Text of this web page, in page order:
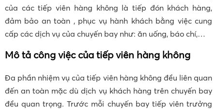
của các tiếp viên hàng không là tiếp đón khách hàng,
đảm bảo an toàn , phục vụ hành khách bằng việc cung
cấp các dịch vụ của chuyến bay như: ăn uống, báo chí,…
Mô tả công việc của tiếp viên hàng không
Đa phần nhiệm vụ của tiếp viên hàng không đều liên quan
đến an toàn mặc dù dịch vụ khách hàng trên chuyến bay
đều quan trọng. Trước mỗi chuyến bay tiếp viên trưởng